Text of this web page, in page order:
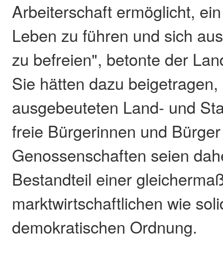
Arbeiterschaft ermöglicht,
Leben zu führen und sich
zu befreien", betonte der
Sie hätten dazu
ausgebeuteten Land- und
freie Bürgerinnen und
Genossenschaften seien
Bestandteil einer
marktwirtschaftlichen wie
demokratischen Ordnung.